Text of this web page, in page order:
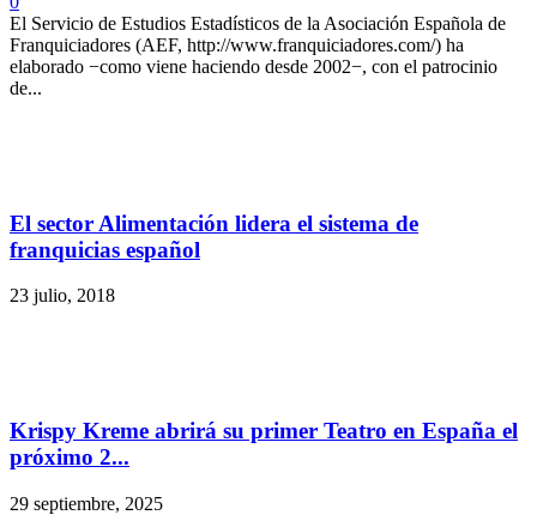
El Servicio de Estudios Estadísticos de la Asociación Española de
Franquiciadores (AEF, http://www.franquiciadores.com/) ha
elaborado −como viene haciendo desde 2002−, con el patrocinio
de...
El sector Alimentación lidera el sistema de
franquicias español
23 julio, 2018
Krispy Kreme abrirá su primer Teatro en España el
próximo 2...
29 septiembre, 2025